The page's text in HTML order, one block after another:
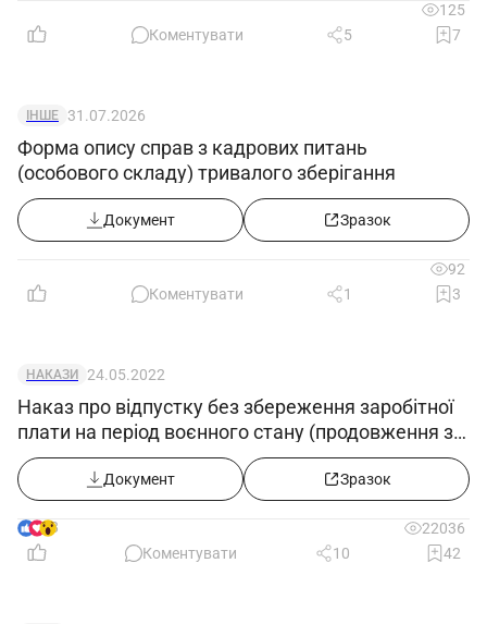
125
Коментувати
5 7
ІНШЕ 31.07.2026
Форма опису справ з кадрових питань
(особового складу) тривалого зберігання
Документ Зразок
92
Коментувати
1 3
НАКАЗИ 24.05.2022
Наказ про відпустку без збереження заробітної
плати на період воєнного стану (продовження з
25.05.2022)
Документ Зразок
8
22036
Коментувати
10 42